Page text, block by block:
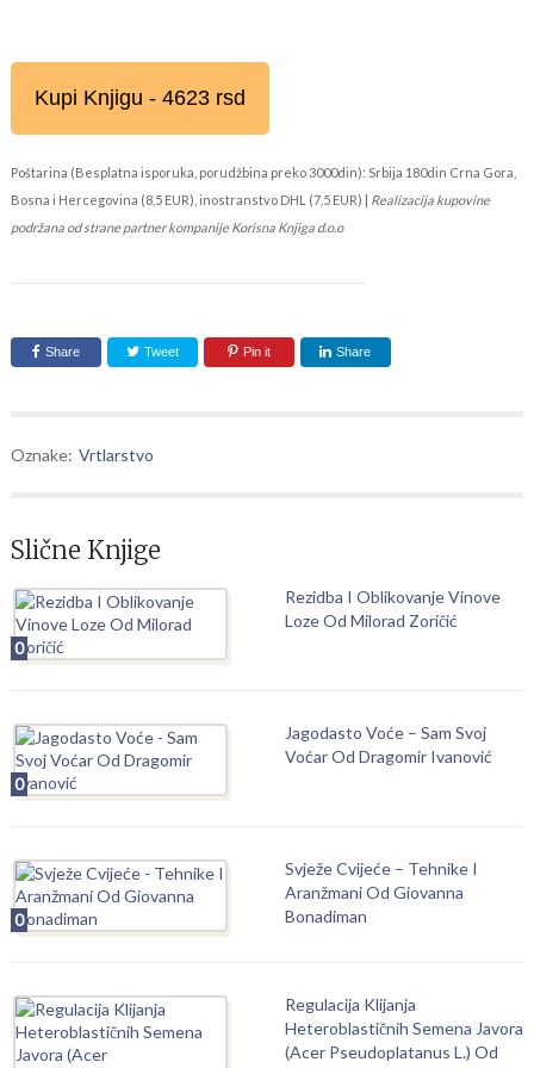
Kupi Knjigu - 4623 rsd
Poštarina (Besplatna isporuka, porudžbina preko 3000din): Srbija 180din Crna Gora,
Bosna i Hercegovina (8,5 EUR), inostranstvo DHL (7,5 EUR) | Realizacija kupovine
podržana od strane partner kompanije Korisna Knjiga d.o.o
Share Tweet Pin it Share
Oznake: Vrtlarstvo
Slične Knjige
0
Rezidba I Oblikovanje Vinove
Loze Od Milorad Zoričić
0
Jagodasto Voće – Sam Svoj
Voćar Od Dragomir Ivanović
0
Svježe Cvijeće – Tehnike I
Aranžmani Od Giovanna
Bonadiman
Regulacija Klijanja
Heteroblastičnih Semena Javora
(Acer Pseudoplatanus L.) Od